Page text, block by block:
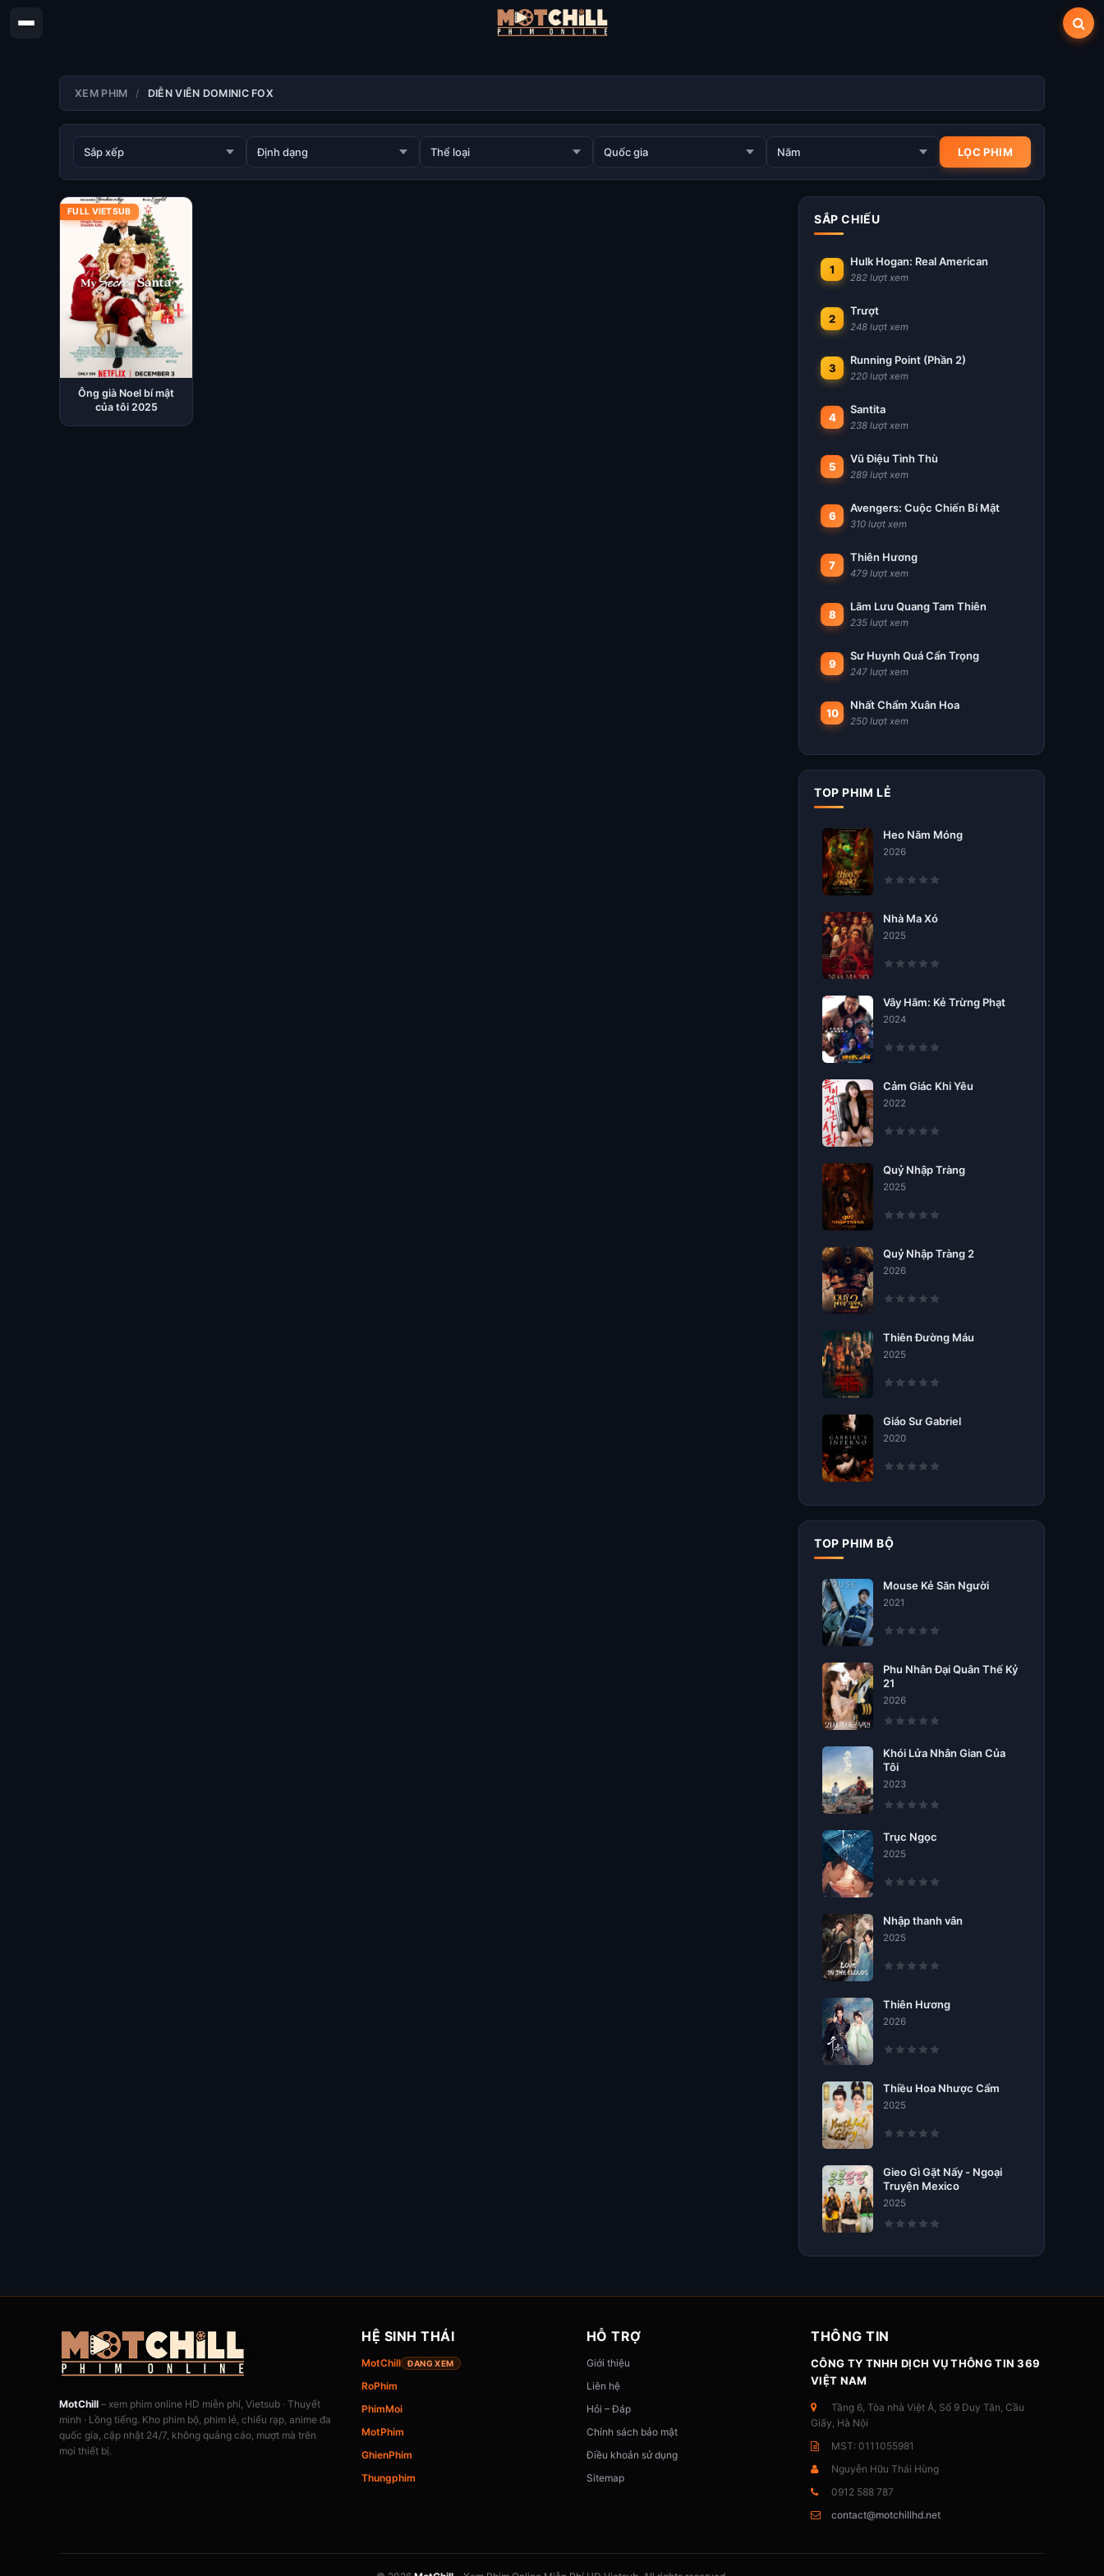
XEM PHIM DIỄN VIÊN DOMINIC FOX
FULL VIETSUB
Ông già Noel bí mật
của tôi 2025
SẮP CHIẾU
1
Hulk Hogan: Real American
282 lượt xem
2
Trượt
248 lượt xem
3
Running Point (Phần 2)
220 lượt xem
4
Santita
238 lượt xem
5
Vũ Điệu Tình Thù
289 lượt xem
6
Avengers: Cuộc Chiến Bí Mật
310 lượt xem
7
Thiên Hương
479 lượt xem
8
Lãm Lưu Quang Tam Thiên
235 lượt xem
9
Sư Huynh Quá Cẩn Trọng
247 lượt xem
10
Nhất Chẩm Xuân Hoa
250 lượt xem
TOP PHIM LẺ
Heo Năm Móng
2026
Nhà Ma Xó
2025
Vây Hãm: Kẻ Trừng Phạt
2024
Cảm Giác Khi Yêu
2022
Quỷ Nhập Tràng
2025
Quỷ Nhập Tràng 2
2026
Thiên Đường Máu
2025
Giáo Sư Gabriel
2020
TOP PHIM BỘ
Mouse Kẻ Săn Người
2021
Phu Nhân Đại Quân Thế Kỷ
21
2026
Khói Lửa Nhân Gian Của
Tôi
2023
Trục Ngọc
2025
Nhập thanh vân
2025
Thiên Hương
2026
Thiều Hoa Nhược Cẩm
2025
Gieo Gì Gặt Nấy - Ngoại
Truyện Mexico
2025
MotChill – xem phim online HD miễn phí, Vietsub · Thuyết
minh · Lồng tiếng. Kho phim bộ, phim lẻ, chiếu rạp, anime đa
quốc gia, cập nhật 24/7, không quảng cáo, mượt mà trên
mọi thiết bị.
HỆ SINH THÁI
MotChill ĐANG XEM
RoPhim
PhimMoi
MotPhim
GhienPhim
Thungphim
HỖ TRỢ
Giới thiệu
Liên hệ
Hỏi – Đáp
Chính sách bảo mật
Điều khoản sử dụng
Sitemap
THÔNG TIN
CÔNG TY TNHH DỊCH VỤ THÔNG TIN 369
VIỆT NAM
Tầng 6, Tòa nhà Việt Á, Số 9 Duy Tân, Cầu
Giấy, Hà Nội
MST: 0111055981
Nguyễn Hữu Thái Hùng
0912 588 787
contact@motchillhd.net